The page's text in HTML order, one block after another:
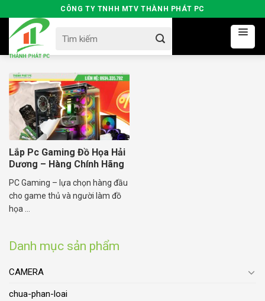
to
content
CÔNG TY TNHH MTV THÀNH PHÁT PC
for:
Danh mục sản phẩm
CAMERA
chua-phan-loai
Lắp Pc Gaming Đồ Họa Hải
Dương – Hàng Chính Hãng
PC Gaming – lựa chọn hàng đầu
cho game thủ và người làm đồ
họa ...